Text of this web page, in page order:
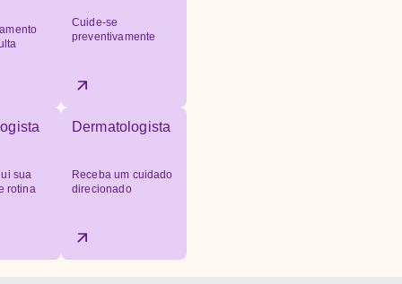
Cuide-se
preventivamente
sua
rotina
Dermatologista
Receba um cuidado
direcionado